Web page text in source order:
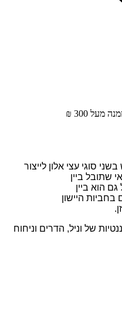
סוגי עצי אלון לייצור
שתובל ביין
הוא ביין
בחביות היישון
של וניל, הדרים וניחוח